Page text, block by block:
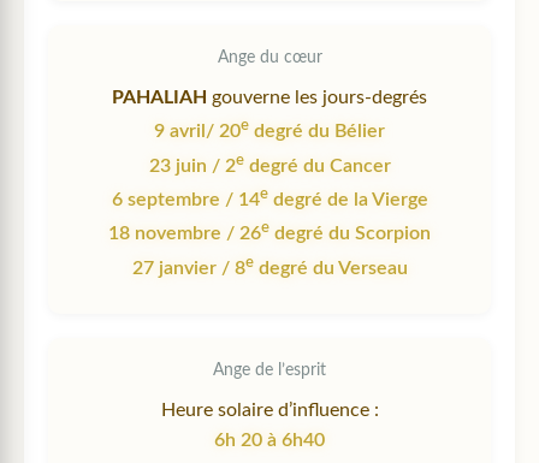
Ange du cœur
PAHALIAH gouverne les jours-degrés
9 avril/ 20e degré du Bélier
23 juin / 2edegré du Cancer
6 septembre / 14edegré de la Vierge
18 novembre / 26e degré du Scorpion
27 janvier / 8edegré du Verseau
Ange de l’esprit
Heure solaire d’influence :
6h 20 à 6h40